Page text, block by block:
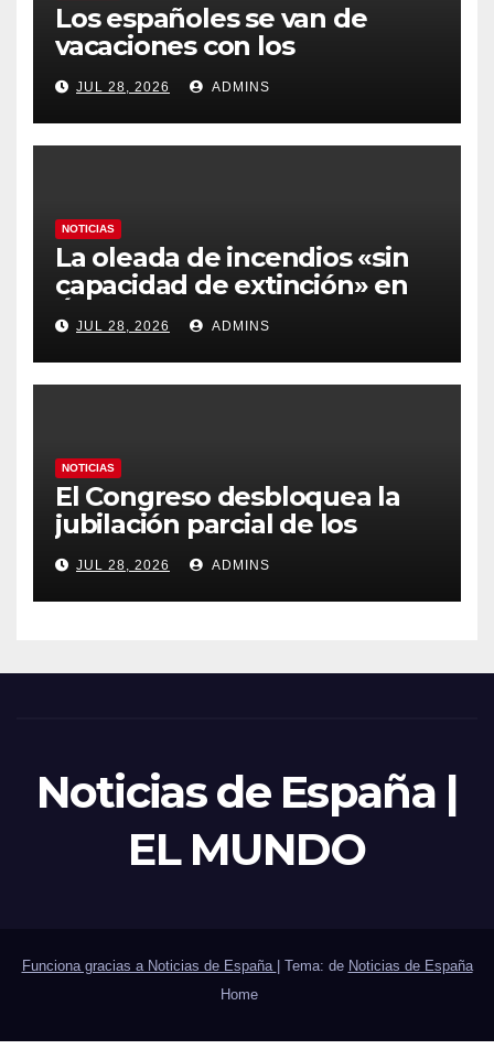
Los españoles se van de
vacaciones con los
carburantes hasta un 21%
más caros que el año pasado
y los hoteles disparados
JUL 28, 2026 ADMINS
NOTICIAS
La oleada de incendios «sin
capacidad de extinción» en
Ávila y al oeste de Madrid
obliga a declarar la
emergencia nacional
JUL 28, 2026 ADMINS
NOTICIAS
El Congreso desbloquea la
jubilación parcial de los
trabajadores laborales del
sector público
JUL 28, 2026 ADMINS
Noticias de España |
EL MUNDO
Funciona gracias a Noticias de España Tema: de Noticias de España
Home